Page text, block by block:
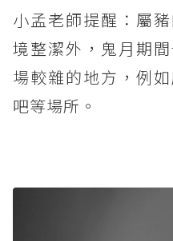
小孟老師提醒：屬
境整潔外，鬼月期
場較雜的地方，例
吧等場所。